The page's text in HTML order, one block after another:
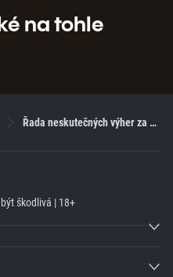
na tohle
Řada neskutečných výher za 500 000 Kč!
škodlivá | 18+